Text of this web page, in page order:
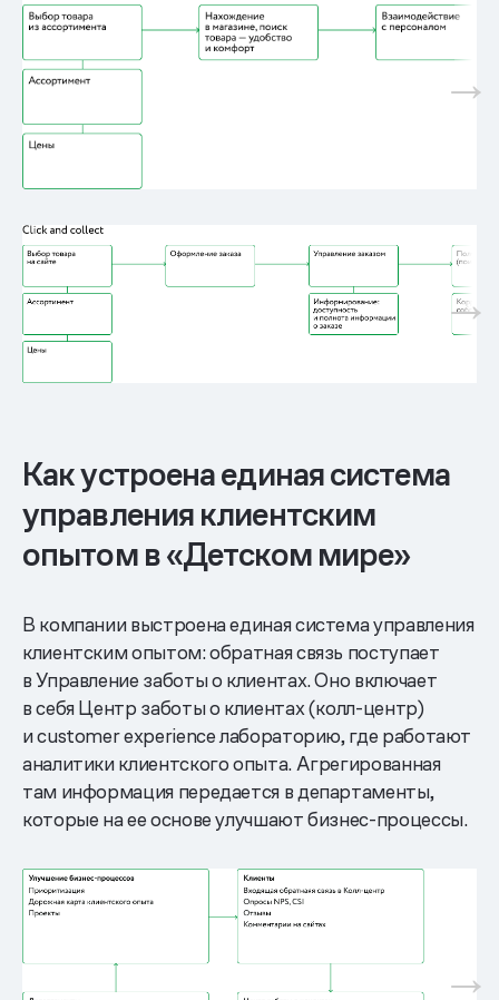
Как устроена единая система
управления клиентским
опытом в «Детском мире»
В компании выстроена единая система управления
клиентским опытом: обратная связь поступает
в Управление заботы о клиентах. Оно включает
в себя Центр заботы о клиентах (колл-центр)
и customer experience лабораторию, где работают
аналитики клиентского опыта. Агрегированная
там информация передается в департаменты,
которые на ее основе улучшают бизнес-процессы.